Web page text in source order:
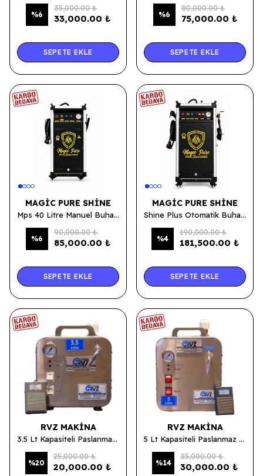
%6
35,000.00 ₺
33,000.00 ₺
SEPETE EKLE
%6
80,000.00 ₺
75,000.00 ₺
SEPETE EKLE
MAGIC PURE SHINE
Mps 40 Litre Manuel Buhar Makinesi
%6
90,000.00 ₺
85,000.00 ₺
SEPETE EKLE
MAGIC PURE SHINE
Shine Plus Otomatik Buhar Makinesi
%4
190,000.00 ₺
181,500.00 ₺
SEPETE EKLE
RVZ MAKINA
3.5 Lt Kapasiteli Paslanmaz Çelik Yüksek Basınçlı Buhar Makinesi - Ayaktan Pedallı
%20
25,000.00 ₺
20,000.00 ₺
RVZ MAKINA
5 Lt Kapasiteli Paslanmaz Çelik Yüksek Basınçlı Buhar Makinesi - Ayaktan Pedallı
%14
35,000.00 ₺
30,000.00 ₺